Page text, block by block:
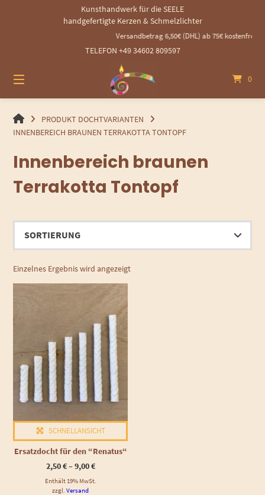
Kunsthandwerk für die SEELE
handgefertigte Kerzen & Schmelzlichter
Versandbetrag 6,50€ (DHL) ab 75€ kostenfrei -
TELEFON +49 34602 809597
0
HANDGEMACHTE
GEROLLTE
UND
SCHMELZLICHTER
PRODUKT DOCHTVARIANTEN
INNENBEREICH BRAUNEN TERRAKOTTA TONTOPF
Innenbereich braunen
Terrakotta Tontopf
Einzelnes Ergebnis wird angezeigt
Dieses Produkt weist mehrere Varianten auf. Die Optionen können auf der Produktseite gewählt werden
SCHNELLANSICHT
Ersatzdocht für den “Renatus“
2,50€–9,00€Preisspanne:
bis
Enthält 19% MwSt.
zzgl.Versand